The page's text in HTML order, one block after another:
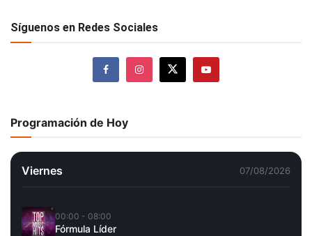
Síguenos en Redes Sociales
Programación de Hoy
Viernes 07/08/2026
00:00 - 08:00
Fórmula Líder